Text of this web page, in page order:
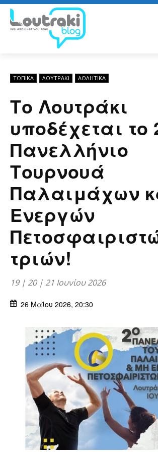
ΤΟΠΙΚΑ ΛΟΥΤΡΆΚΙ ΑΘΛΗΤΙΚΑ
Το Λουτράκι
υποδέχεται το
Πανελλήνιο
Τουρνουά
Παλαιμάχων
Ενεργών
τριών!
19 | 20 | 21 Ιουνίου 2026
26 Μαΐου 2026, 20:30